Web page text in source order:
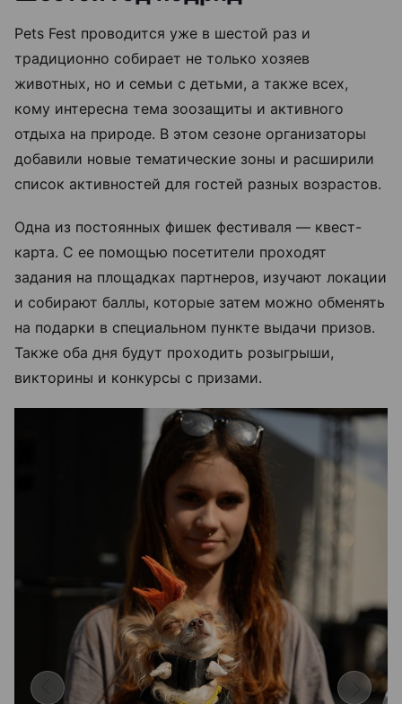
Pets Fest проводится уже в шестой раз и
традиционно собирает не только хозяев
животных, но и семьи с детьми, а также всех,
кому интересна тема зоозащиты и активного
отдыха на природе. В этом сезоне организаторы
добавили новые тематические зоны и расширили
список активностей для гостей разных возрастов.
Одна из постоянных фишек фестиваля — квест-
карта. С ее помощью посетители проходят
задания на площадках партнеров, изучают локации
и собирают баллы, которые затем можно обменять
на подарки в специальном пункте выдачи призов.
Также оба дня будут проходить розыгрыши,
викторины и конкурсы с призами.